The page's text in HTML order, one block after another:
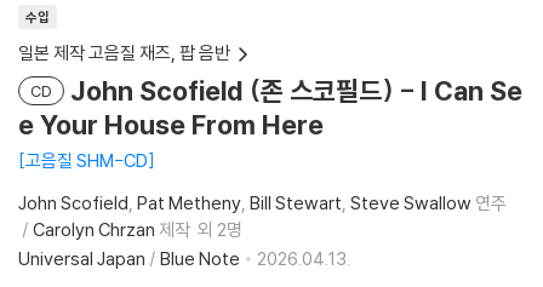
수입
일본 제작 고음질 재즈, 팝 음반
CD
John Scofield (존 스코필드) - I Can Se
e Your House From Here
고음질 SHM-CD
John Scofield Pat Metheny Bill Stewart Steve Swallow 연주
Carolyn Chrzan 제작 외 2명
Universal Japan / Blue Note
2026.04.13.